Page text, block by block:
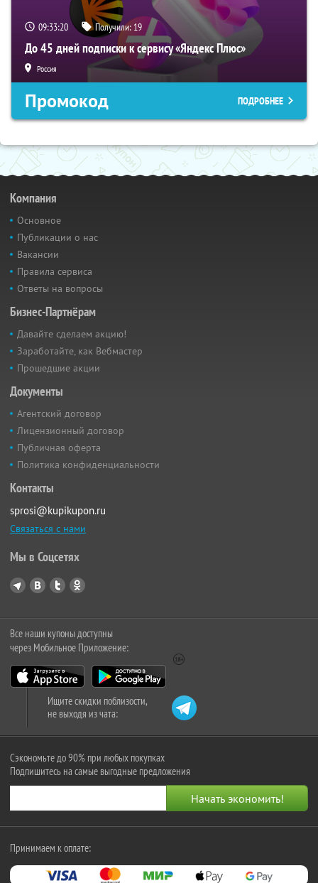
09:33:19 Получили: 19
До 45 дней подписки к сервису «Яндекс Плюс»
Россия
Промокод ПОДРОБНЕЕ
Компания
Основное
Публикации о нас
Вакансии
Правила сервиса
Ответы на вопросы
Бизнес-Партнёрам
Давайте сделаем акцию!
Заработайте, как Вебмастер
Прошедшие акции
Документы
Агентский договор
Лицензионный договор
Публичная оферта
Политика конфиденциальности
Контакты
sprosi@kupikupon.ru
Связаться с нами
Мы в Соцсетях
Все наши купоны доступны
через Мобильное Приложение:
Ищите скидки поблизости,
не выходя из чата:
Сэкономьте до 90% при любых покупках
Подпишитесь на самые выгодные предложения
Принимаем к оплате: